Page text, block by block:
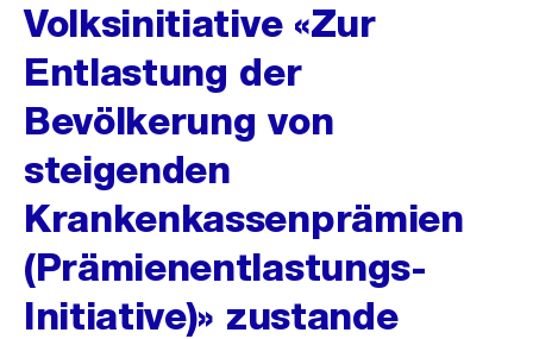
Volksinitiative «Zur
Entlastung der
Bevölkerung von
steigenden
Krankenkassenprämien
(Prämienentlastungs-
Initiative)» zustande